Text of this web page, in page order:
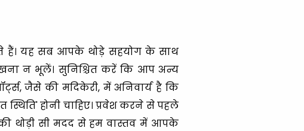
हैं। यह सब आपके थोड़े सहयोग के साथ
न भूलें। सुनिश्चित करें कि आप अन्य
जैसे की मदिकेरी, में अनिवार्य है कि
होनी चाहिए। प्रवेश करने से पहले
थोड़ी सी मदद से हम वास्तव में आपके